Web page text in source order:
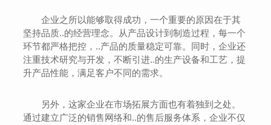
企业之所以能够取得成功，一个重要的原因在于其
坚持品质..的经营理念。从产品设计到制造过程，每一个
环节都严格把控，..产品的质量稳定可靠。同时，企业还
注重技术研究与开发，不断引进..的生产设备和工艺，提
升产品性能，满足客户不同的需求。
另外，这家企业在市场拓展方面也有着独到之处。
通过建立广泛的销售网络和..的售后服务体系，企业不仅